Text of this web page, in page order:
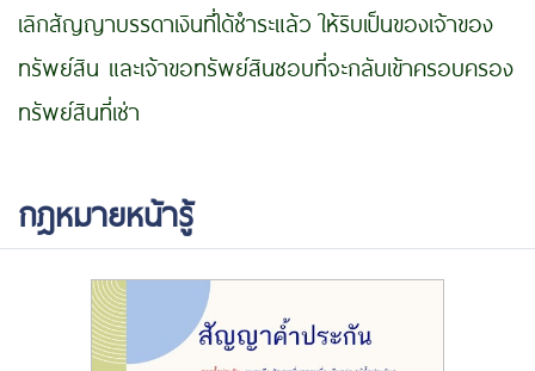
เลิกสัญญาบรรดาเงินที่ได้ชําระแล้ว ให้ริบเป็นของเจ้าของ
ทรัพย์สิน และเจ้าขอทรัพย์สินชอบที่จะกลับเข้าครอบครอง
ทรัพย์สินที่เช่า
กฎหมายหน้ารู้